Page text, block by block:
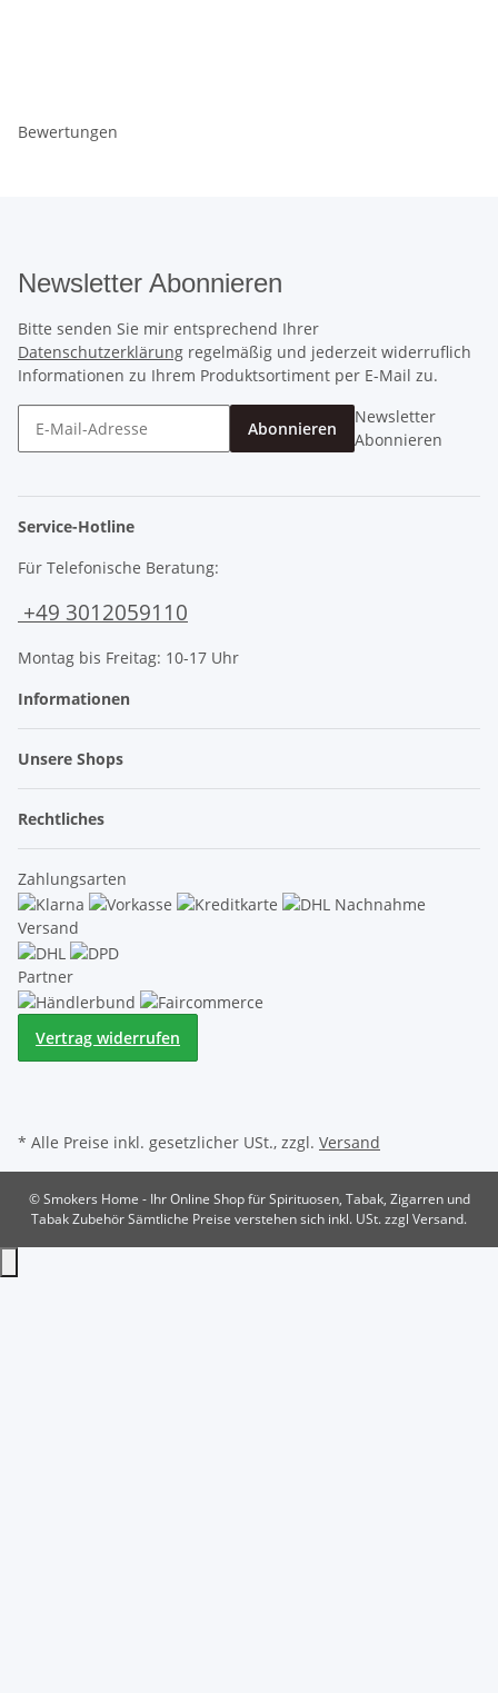
Bewertungen
Newsletter Abonnieren
Bitte senden Sie mir entsprechend Ihrer
Datenschutzerklärung regelmäßig und jederzeit widerruflich
Informationen zu Ihrem Produktsortiment per E-Mail zu.
Abonnieren
Newsletter
Abonnieren
Service-Hotline
Für Telefonische Beratung:
+49 3012059110
Montag bis Freitag: 10-17 Uhr
Informationen
Unsere Shops
Rechtliches
Zahlungsarten
Versand
Partner
Vertrag widerrufen
* Alle Preise inkl. gesetzlicher USt., zzgl. Versand
© Smokers Home - Ihr Online Shop für Spirituosen, Tabak, Zigarren und
Tabak ZubehörSämtliche Preise verstehen sich inkl. USt. zzgl Versand.